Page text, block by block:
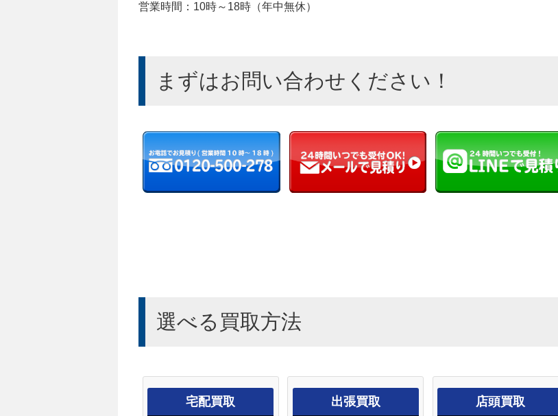
営業時間：10時～18時（年中無休）
まずはお問い合わせください！
選べる買取方法
宅配買取 出張買取 店頭買取